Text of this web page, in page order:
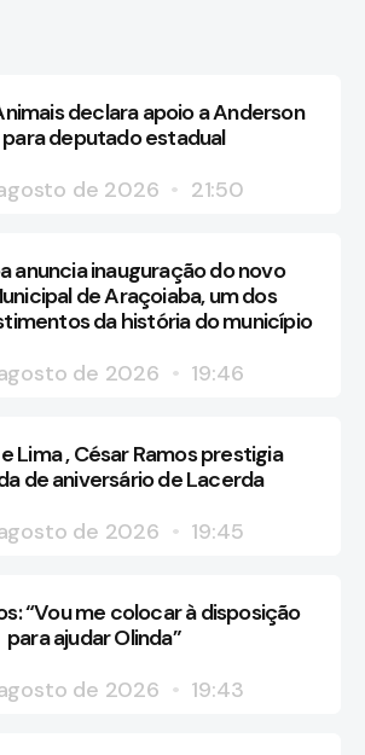
declara apoio a Anderson
para deputado estadual
de 2026
21:50
anuncia inauguração do novo
de Araçoiaba, um dos
da história do município
de 2026
19:46
Lima , César Ramos prestigia
de aniversário de Lacerda
de 2026
19:45
“Vou me colocar à disposição
para ajudar Olinda”
de 2026
19:43